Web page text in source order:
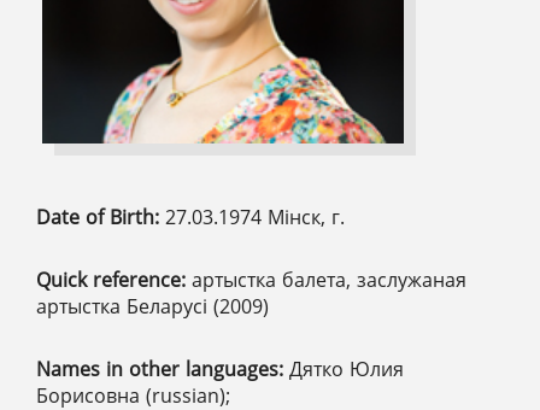
Date of Birth: 27.03.1974 Мінск, г.
Quick reference: артыстка балета, заслужаная
артыстка Беларусі (2009)
Names in other languages: Дятко Юлия
Борисовна (russian);